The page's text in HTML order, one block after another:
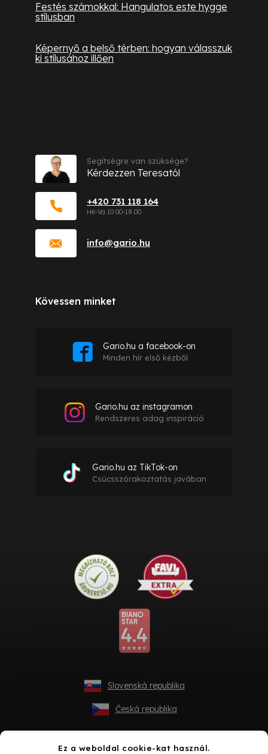
Ez a weboldal cookie-kat használ.
Festés számokkal: Hangulatos este hygge
stílusban
Képernyő a belső térben: hogyan válasszuk
ki stílusához illően
info@gario.hu
+420 731 118 164
Segítségre van szüksége?
Kérdezzen Teresatól
Kövessen minket
Gario.hu a facebook-on
Minden hír első kézből
Gario.hu az instagramon
Rendszeres adag inspiráció
Gario.hu az TikTok-on
Csúcsszórakoztatás javában
Slovenská republika
Česká republika